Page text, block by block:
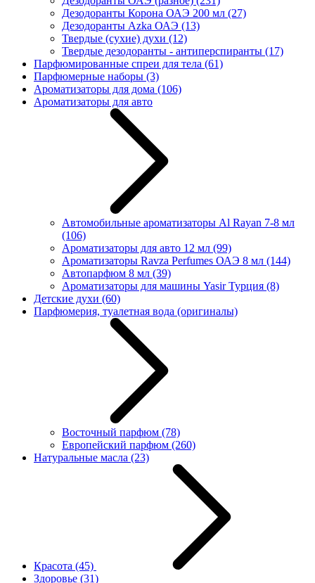
Дезодоранты Корона ОАЭ 200 мл (27)
Дезодоранты Azka ОАЭ (13)
Твердые (сухие) духи (12)
Твердые дезодоранты - антиперспиранты (17)
Парфюмированные спреи для тела (61)
Парфюмерные наборы (3)
Ароматизаторы для дома (106)
Ароматизаторы для авто
Автомобильные ароматизаторы Al Rayan 7-8 мл
(106)
Ароматизаторы для авто 12 мл (99)
Ароматизаторы Ravza Perfumes ОАЭ 8 мл (144)
Автопарфюм 8 мл (39)
Ароматизаторы для машины Yasir Турция (8)
Детские духи (60)
Парфюмерия, туалетная вода (оригиналы)
Восточный парфюм (78)
Европейский парфюм (260)
Натуральные масла (23)
Красота (45)
Здоровье (31)